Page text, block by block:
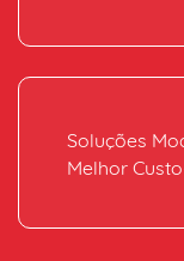
Soluções
Melhor